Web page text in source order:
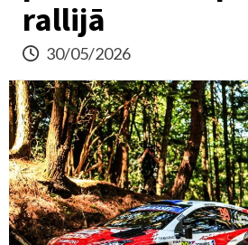
rallijā
30/05/2026